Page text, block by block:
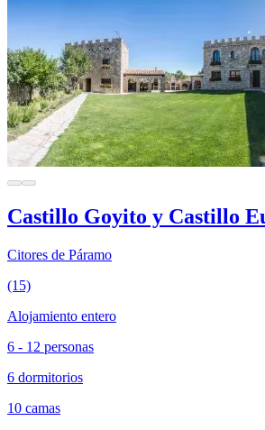
Castillo Goyito y Castillo
Citores de Páramo
(15)
Alojamiento entero
6 - 12 personas
6 dormitorios
10 camas